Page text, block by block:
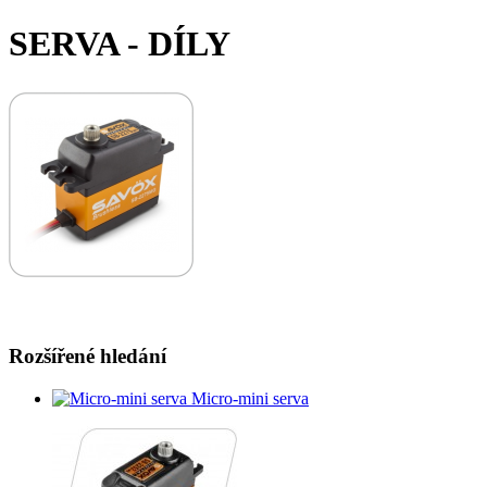
SERVA - DÍLY
Rozšířené hledání
Micro-mini serva